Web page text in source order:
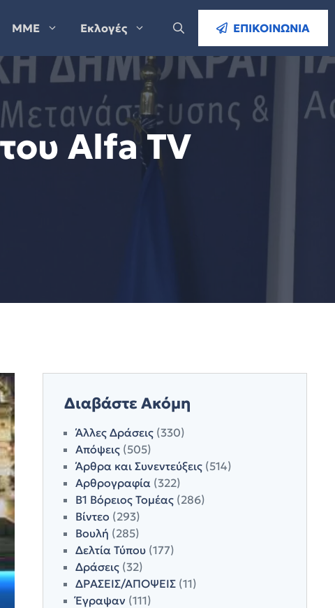
ΜΜΕ Εκλογές ΕΠΙΚΟΙΝΩΝΙΑ
Alfa TV
Διαβάστε Ακόμη
Άλλες Δράσεις(330)
Απόψεις(505)
Άρθρα και Συνεντεύξεις(514)
Αρθρογραφία(322)
Β1 Βόρειος Τομέας(286)
Βίντεο (293)
Βουλή (285)
Δελτία Τύπου(177)
Δράσεις(32)
ΔΡΑΣΕΙΣ/ΑΠΟΨΕΙΣ(11)
Έγραψαν (111)